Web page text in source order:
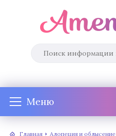
Меню
Главная
Алопеция и облысение